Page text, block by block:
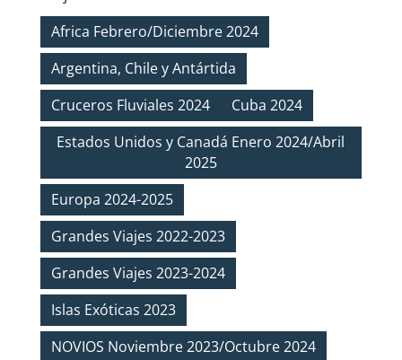
Africa Febrero/Diciembre 2024
Argentina, Chile y Antártida
Cruceros Fluviales 2024
Cuba 2024
Estados Unidos y Canadá Enero 2024/Abril
2025
Europa 2024-2025
Grandes Viajes 2022-2023
Grandes Viajes 2023-2024
Islas Exóticas 2023
NOVIOS Noviembre 2023/Octubre 2024